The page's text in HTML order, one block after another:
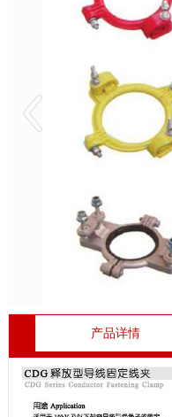
产品详情